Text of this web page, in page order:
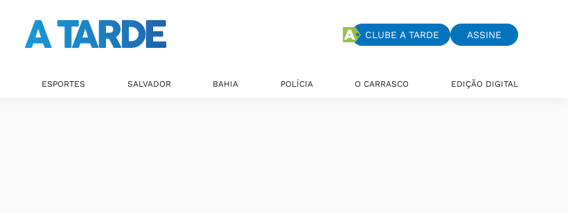
CLUBE A TARDE ASSINE
ESPORTES SALVADOR BAHIA POLÍCIA O CARRASCO EDIÇÃO DIGITAL